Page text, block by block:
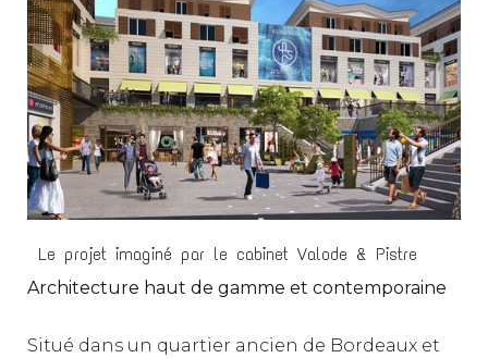
Le projet imaginé par le cabinet Valode & Pistre
Architecture haut de gamme et contemporaine
Situé dans un quartier ancien de Bordeaux et